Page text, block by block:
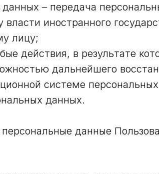
– передача
иностранного
лицу;
действия, в результате
дальнейшего
системе
данных.
данные